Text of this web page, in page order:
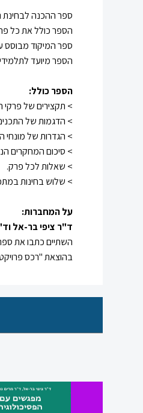
ספר ההכנה לבחינת
הספר כולל את כל פרקי החובה (70%) הדרושים לבחינת הבגרות, על פי
ספר המיקוד מבוסס
הספר מיועד
הספר כולל:
> תקצירים של פרקי
> הדגמות של
> הגדרות של מונחי
> סיכום המחקרים
> שאלות לכל פרק.
> שלוש בחינות
על המחברות:
ד"ר ציפי בר-אל
השתיים כתבו את
בהוצאת "רכס